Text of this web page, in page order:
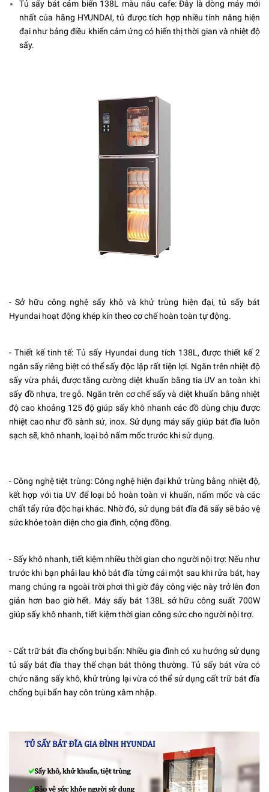
Tủ sấy bát cảm biến 138L màu nâu cafe: Đây là dòng máy mới
nhất của hãng HYUNDAI, tủ được tích hợp nhiều tính năng hiện
đại như bảng điều khiển cảm ứng có hiển thị thời gian và nhiệt độ
sấy.
- Sở hữu công nghệ sấy khô và khử trùng hiện đại, tủ sấy bát
Hyundai hoạt động khép kín theo cơ chế hoàn toàn tự động.
- Thiết kế tinh tế: Tủ sấy Hyundai dung tích 138L, được thiết kế 2
ngăn sấy riêng biệt có thể sấy độc lập rất tiện lợi. Ngăn trên nhiệt độ
sấy vừa phải, được tăng cường diệt khuẩn bằng tia UV an toàn khi
sấy đồ nhựa, tre gỗ. Ngăn trên cơ chế sấy và diệt khuẩn bằng nhiệt
độ cao khoảng 125 độ giúp sấy khô nhanh các đồ dùng chịu được
nhiệt cao như đồ sành sứ, inox. Sử dụng máy sấy giúp bát đĩa luôn
sạch sẽ, khô nhanh, loại bỏ nấm mốc trước khi sử dụng.
- Công nghệ tiệt trùng: Công nghệ hiện đại khử trùng bằng nhiệt độ,
kết hợp với tia UV để loại bỏ hoàn toàn vi khuẩn, nấm mốc và các
chất tẩy rửa độc hại khác. Nhờ đó, sử dụng bát đĩa đã sấy sẽ bảo vệ
sức khỏe toàn diện cho gia đình, cộng đồng.
- Sấy khô nhanh, tiết kiệm nhiều thời gian cho người nội trợ: Nếu như
trước khi bạn phải lau khô bát đĩa từng cái một sau khi rửa bát, hay
mang chúng ra ngoài trời phơi thì giờ đây công việc này trở lên đơn
giản hơn bao giờ hết. Máy sấy bát 138L sở hữu công suất 700W
giúp sấy khô nhanh, tiết kiệm thời gian công sức cho người nội trợ.
- Cất trữ bát đĩa chống bụi bẩn: Nhiều gia đình có xu hướng sử dụng
tủ sấy bát đĩa thay thế chạn bát thông thường. Tủ sấy bát vừa có
chức năng sấy khô, khử trùng lại vừa có thể sử dụng cất trữ bát đĩa
chống bụi bẩn hay côn trùng xâm nhập.